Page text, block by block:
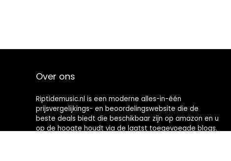
Over ons
Riptidemusic.nl is een moderne alles-in-één
prijsvergelijkings- en beoordelingswebsite die de
beste deals biedt die beschikbaar zijn op amazon en u
op de hoogte houdt via de laatst toegevoegde blogs.